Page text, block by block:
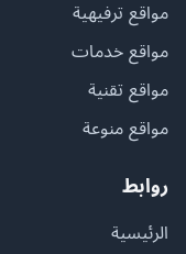
مواقع ترفيهية
مواقع خدمات
مواقع تقنية
مواقع منوعة
روابط
الرئيسية